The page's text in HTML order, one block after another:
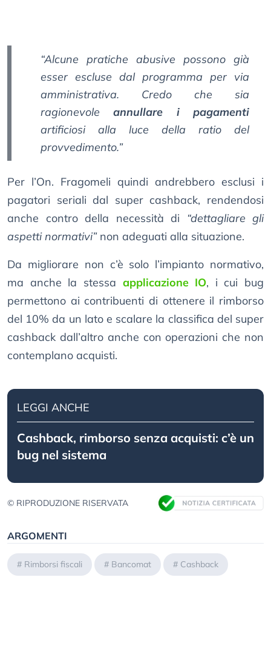
“Alcune pratiche abusive possono già
esser escluse dal programma per via
amministrativa. Credo che sia
ragionevoleannullare i pagamenti
artificiosi alla luce della ratio del
provvedimento.”
Per l’On. Fragomeli quindi andrebbero esclusi i
pagatori seriali dal super cashback, rendendosi
anche contro della necessità di
“dettagliare gli
aspetti normativi”non adeguati alla situazione.
Da migliorare non c’è solo l’impianto normativo,
ma anche la stessa applicazione IO, i cui bug
permettono ai contribuenti di ottenere il rimborso
del 10% da un lato e scalare la classifica del super
cashback dall’altro anche con operazioni che non
contemplano acquisti.
LEGGI ANCHE
Cashback, rimborso senza acquisti: c’è un
bug nel sistema
© RIPRODUZIONE RISERVATA
ARGOMENTI
# Rimborsi fiscali # Bancomat # Cashback